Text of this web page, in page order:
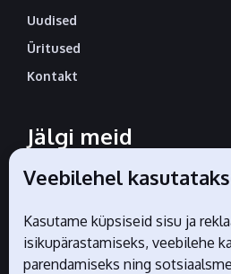
Uudised
Üritused
Kontakt
Jälgi meid
sotsiaalmeedias
Liidu
Veebilehel
Kasutame küpsiseid sisu ja
isikupärastamiseks, veebilehe
parendamiseks ning